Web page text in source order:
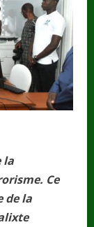
la
Ce
de la